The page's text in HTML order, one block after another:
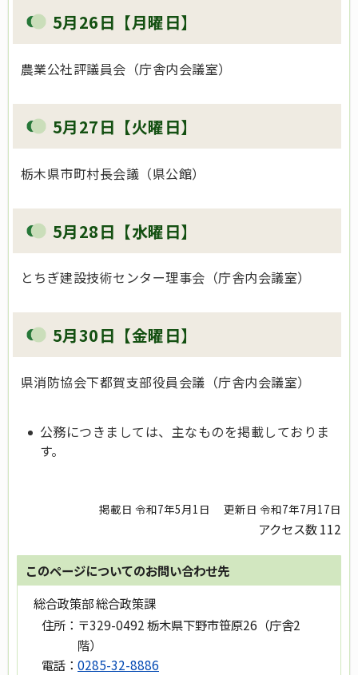
5月26日【月曜日】
農業公社評議員会（庁舎内会議室）
5月27日【火曜日】
栃木県市町村長会議（県公館）
5月28日【水曜日】
とちぎ建設技術センター理事会（庁舎内会議室）
5月30日【金曜日】
県消防協会下都賀支部役員会議（庁舎内会議室）
公務につきましては、主なものを掲載しておりま
す。
掲載日 令和7年5月1日 更新日 令和7年7月17日
アクセス数112
このページについてのお問い合わせ先
総合政策部 総合政策課
住所： 〒329-0492 栃木県下野市笹原26（庁舎2
階）
電話： 0285-32-8886